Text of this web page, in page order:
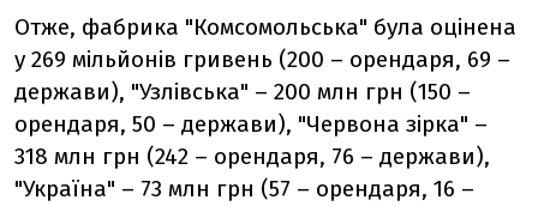
Отже, фабрика "Комсомольська" була оцінена
у 269 мільйонів гривень (200 – орендаря, 69 –
держави), "Узлівська" – 200 млн грн (150 –
орендаря, 50 – держави), "Червона зірка" –
318 млн грн (242 – орендаря, 76 – держави),
"Україна" – 73 млн грн (57 – орендаря, 16 –